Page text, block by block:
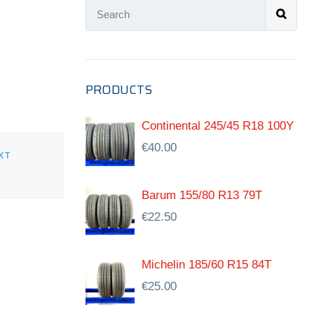
PRODUCTS
Continental 245/45 R18 100Y
€40.00
Barum 155/80 R13 79T
€22.50
Michelin 185/60 R15 84T
€25.00